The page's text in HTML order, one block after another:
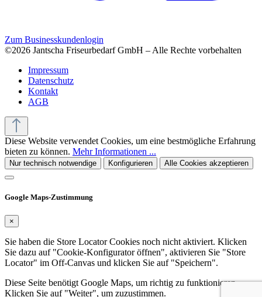
Zum Businesskundenlogin
©2026 Jantscha Friseurbedarf GmbH – Alle Rechte vorbehalten
Impressum
Datenschutz
Kontakt
AGB
Diese Website verwendet Cookies, um eine bestmögliche Erfahrung
bieten zu können. Mehr Informationen ...
Nur technisch notwendige Konfigurieren Alle Cookies akzeptieren
Google Maps-Zustimmung
×
Sie haben die Store Locator Cookies noch nicht aktiviert. Klicken
Sie dazu auf "Cookie-Konfigurator öffnen", aktivieren Sie "Store
Locator" im Off-Canvas und klicken Sie auf "Speichern".
Diese Seite benötigt Google Maps, um richtig zu funktionieren.
Klicken Sie auf "Weiter", um zuzustimmen.